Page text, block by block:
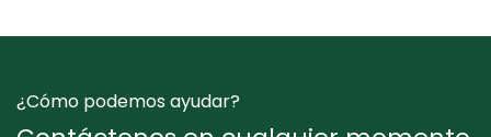
¿Cómo podemos ayudar?